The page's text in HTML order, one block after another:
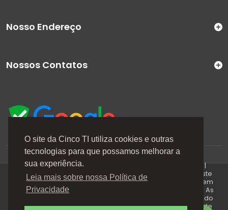
O site da Cinco TI utiliza cookies e outras
tecnologias para que possamos melhorar a
sua experiência.
Leia mais sobre nossa Política de
Privacidade
A Cinco TI (5TI) é uma marca registrada de CINCO TI
COMERCIO E SERVICOS LTDA | CNPJ: 08.307.867/0001-04 |
Todos os direitos reservados. Os preços anunciados neste
site ou via e-mails promocionais podem ser alterados sem
prévio aviso. A 5TI não é responsável por erros descritos. As
fotos contidas nessa página são meramente ilustrativas do
produto e podem variar de acordo com o fornecedor/lote
Nosso Endereço
Nossos Contatos